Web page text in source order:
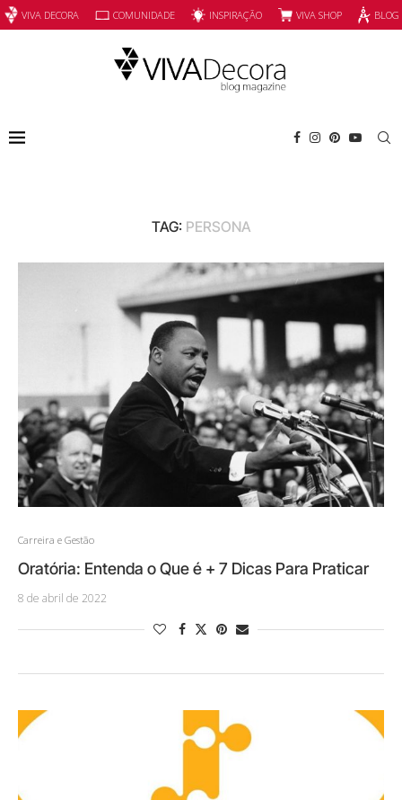
VIVA DECORA COMUNIDADE INSPIRAÇÃO VIVA SHOP
TAG: PERSONA
Carreira e Gestão
Oratória: Entenda o Que é + 7 Dicas Para Praticar
8 de abril de 2022